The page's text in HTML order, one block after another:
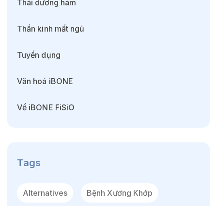
Thái dương hàm
Thần kinh mất ngủ
Tuyển dụng
Văn hoá iBONE
Về iBONE FiSiO
Tags
Alternatives Bệnh Xương Khớp